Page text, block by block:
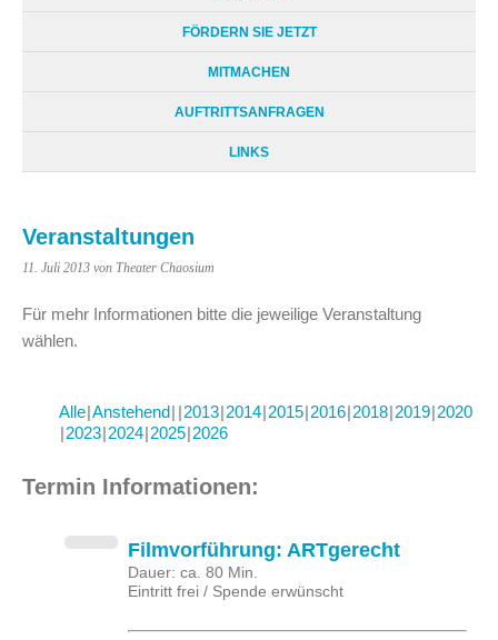
FÖRDERN SIE JETZT
MITMACHEN
AUFTRITTSANFRAGEN
LINKS
Veranstaltungen
11. Juli 2013 von Theater Chaosium
Für mehr Informationen bitte die jeweilige Veranstaltung
wählen.
Alle Anstehend 2013 2014 2015 2016 2018 2019 2020
2023 2024 2025 2026
Termin Informationen:
Filmvorführung: ARTgerecht
Dauer: ca. 80 Min.
Eintritt frei / Spende erwünscht